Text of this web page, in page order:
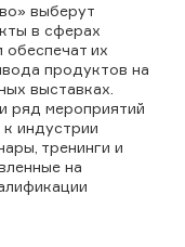
выберут
в сферах
обеспечат их
продуктов на
выставках.
ряд мероприятий
индустрии
тренинги и
на